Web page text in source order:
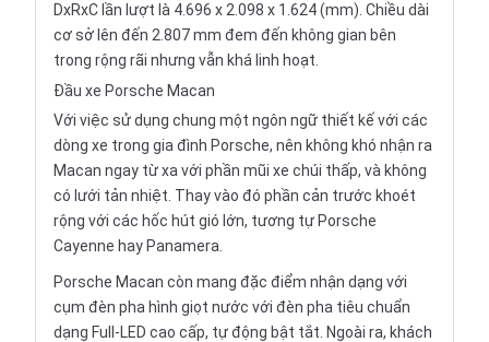
DxRxC lần lượt là 4.696 x 2.098 x 1.624 (mm). Chiều dài
cơ sở lên đến 2.807 mm đem đến không gian bên
trong rộng rãi nhưng vẫn khá linh hoạt.
Đầu xe Porsche Macan
Với việc sử dụng chung một ngôn ngữ thiết kế với các
dòng xe trong gia đình Porsche, nên không khó nhận ra
Macan ngay từ xa với phần mũi xe chúi thấp, và không
có lưới tản nhiệt. Thay vào đó phần cản trước khoét
rộng với các hốc hút gió lớn, tương tự Porsche
Cayenne hay Panamera.
Porsche Macan còn mang đặc điểm nhận dạng với
cụm đèn pha hình giọt nước với đèn pha tiêu chuẩn
dạng Full-LED cao cấp, tự động bật tắt. Ngoài ra, khách